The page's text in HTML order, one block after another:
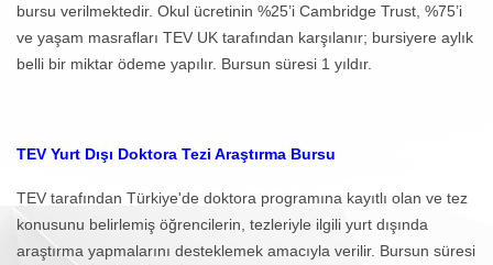
bursu verilmektedir. Okul ücretinin %25’i Cambridge Trust, %75’i
ve yaşam masrafları TEV UK tarafından karşılanır; bursiyere aylık
belli bir miktar ödeme yapılır. Bursun süresi 1 yıldır.
TEV Yurt Dışı Doktora Tezi Araştırma Bursu
TEV tarafından Türkiye'de doktora programına kayıtlı olan ve tez
konusunu belirlemiş öğrencilerin, tezleriyle ilgili yurt dışında
araştırma yapmalarını desteklemek amacıyla verilir. Bursun süresi